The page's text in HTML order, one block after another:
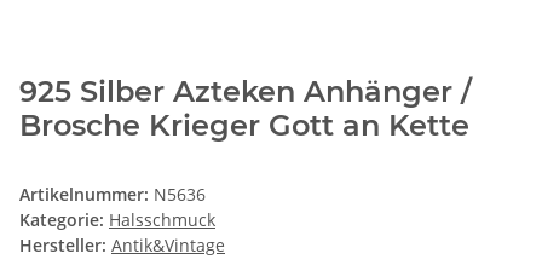
925 Silber Azteken Anhänger /
Brosche Krieger Gott an Kette
Artikelnummer: N5636
Kategorie: Halsschmuck
Hersteller: Antik&Vintage